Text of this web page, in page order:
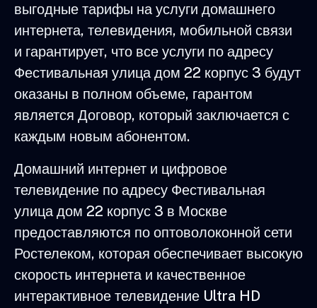
выгодные тарифы на услуги домашнего
интернета, телевидения, мобильной связи
и гарантирует, что все услуги по адресу
Фестивальная улица дом 22 корпус 3 будут
оказаны в полном объеме, гарантом
является Договор, который заключается с
каждым новым абонентом.
Домашний интернет и цифровое
телевидение по адресу Фестивальная
улица дом 22 корпус 3 в Москве
предоставляются по оптоволоконной сети
Ростелеком, которая обеспечивает высокую
скорость интернета и качественное
интерактивное телевидение Ultra HD